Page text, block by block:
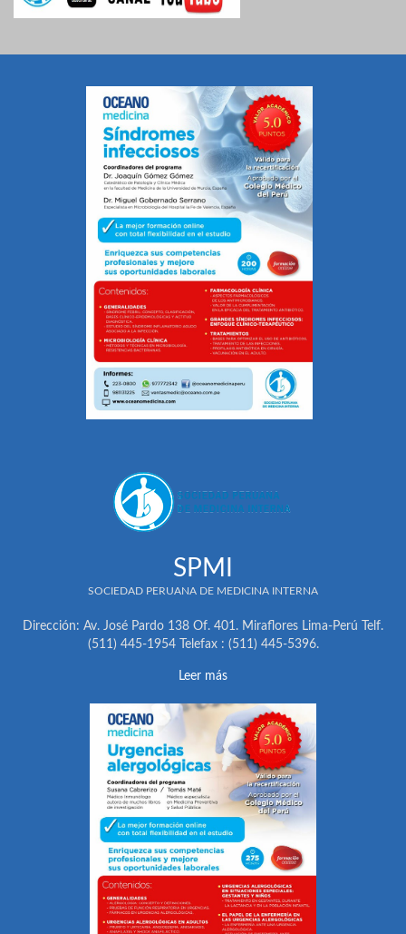
SPMI
SOCIEDAD PERUANA DE MEDICINA INTERNA
Dirección: Av. José Pardo 138 Of. 401. Miraflores Lima-Perú Telf.
(511) 445-1954 Telefax : (511) 445-5396.
Leer más